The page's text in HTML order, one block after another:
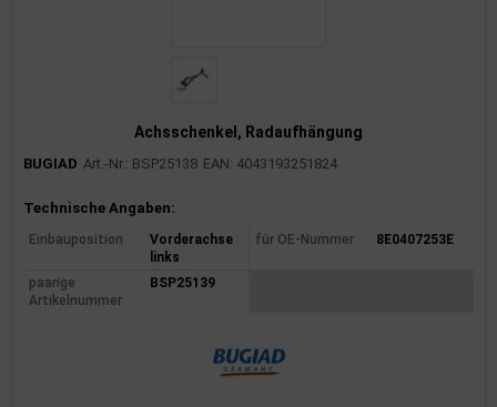
Achsschenkel, Radaufhängung
BUGIAD Art.-Nr.: BSP25138 EAN: 4043193251824
Produktinformationen
Technische Angaben:
Einbauposition
Vorderachse
links
für OE-Nummer 8E0407253E
paarige
Artikelnummer
BSP25139